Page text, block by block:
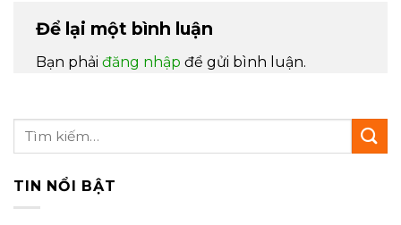
Để lại một bình luận
Bạn phải đăng nhập để gửi bình luận.
TIN NỔI BẬT